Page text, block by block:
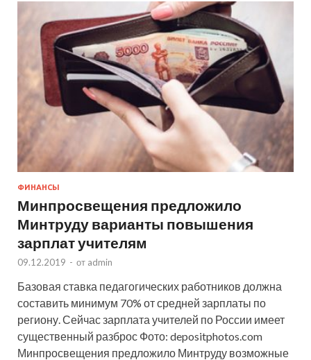
ФИНАНСЫ
Минпросвещения предложило
Минтруду варианты повышения
зарплат учителям
09.12.2019 - от admin
Базовая ставка педагогических работников должна
составить минимум 70% от средней зарплаты по
региону. Сейчас зарплата учителей по России имеет
существенный разброс Фото: depositphotos.com
Минпросвещения предложило Минтруду возможные